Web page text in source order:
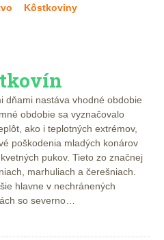
Kôstkoviny
dňami nastáva vhodné obdobie
obdobie sa vyznačovalo
ako i teplotných extrémov,
poškodenia mladých konárov
pukov. Tieto zo značnej
marhuliach a čerešniach.
hlavne v nechránených
so severno…